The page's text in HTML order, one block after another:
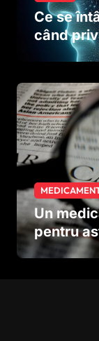
Ce se
când
Studiul
Un
pentru
în lupta